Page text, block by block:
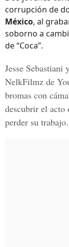
corrupción de
México, al
soborno a
de “Coca”.
Jesse Sebastiani
NelkFilmz de
bromas con
descubrir el acto
perder su trabajo.